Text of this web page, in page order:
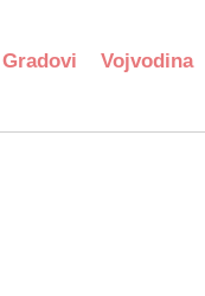
Gradovi Vojvodina